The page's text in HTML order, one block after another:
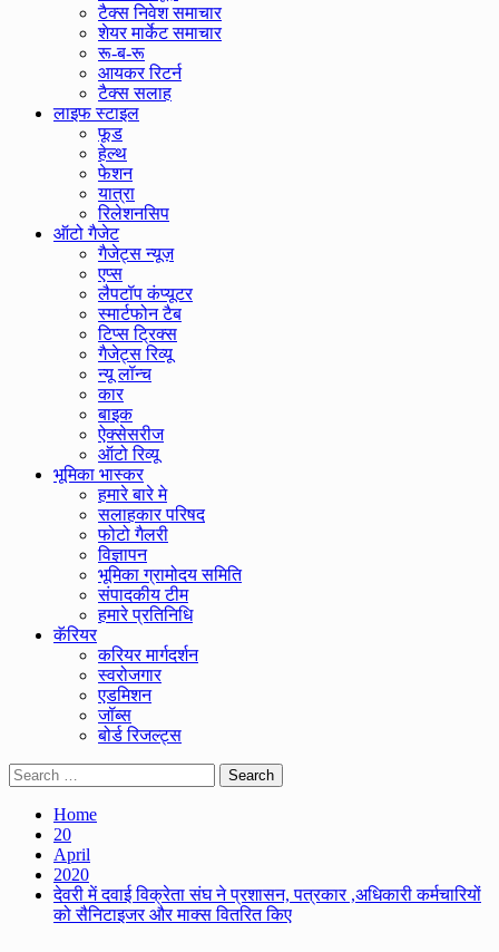
टैक्स निवेश समाचार
शेयर मार्केट समाचार
रू-ब-रू
आयकर रिटर्न
टैक्स सलाह
लाइफ स्टाइल
फूड
हेल्थ
फेशन
यात्रा
रिलेशनसिप
ऑटो गैजेट
गैजेट्स न्यूज़
एप्स
लैपटॉप कंप्यूटर
स्मार्टफोन टैब
टिप्स ट्रिक्स
गैजेट्स रिव्यू
न्यू लॉन्च
कार
बाइक
ऐक्सेसरीज
ऑटो रिव्यू
भूमिका भास्कर
हमारे बारे मे
सलाहकार परिषद
फोटो गैलरी
विज्ञापन
भूमिका ग्रामोदय समिति
संपादकीय टीम
हमारे प्रतिनिधि
कॅरियर
करियर मार्गदर्शन
स्वरोजगार
एडमिशन
जॉब्स
बोर्ड रिजल्ट्स
Search
for:
Home
20
April
2020
देवरी में दवाई विक्रेता संघ ने प्रशासन, पत्रकार ,अधिकारी कर्मचारियों
को सैनिटाइजर और माक्स वितरित किए